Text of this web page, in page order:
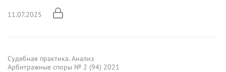
11.07.2025
Судебная практика. Анализ
Арбитражные споры № 2 (94) 2021